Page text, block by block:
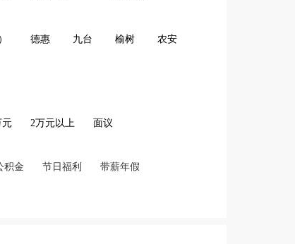
德惠 九台 榆树
农安
元 2万元以上 面议
积金 节日福利 带薪年假